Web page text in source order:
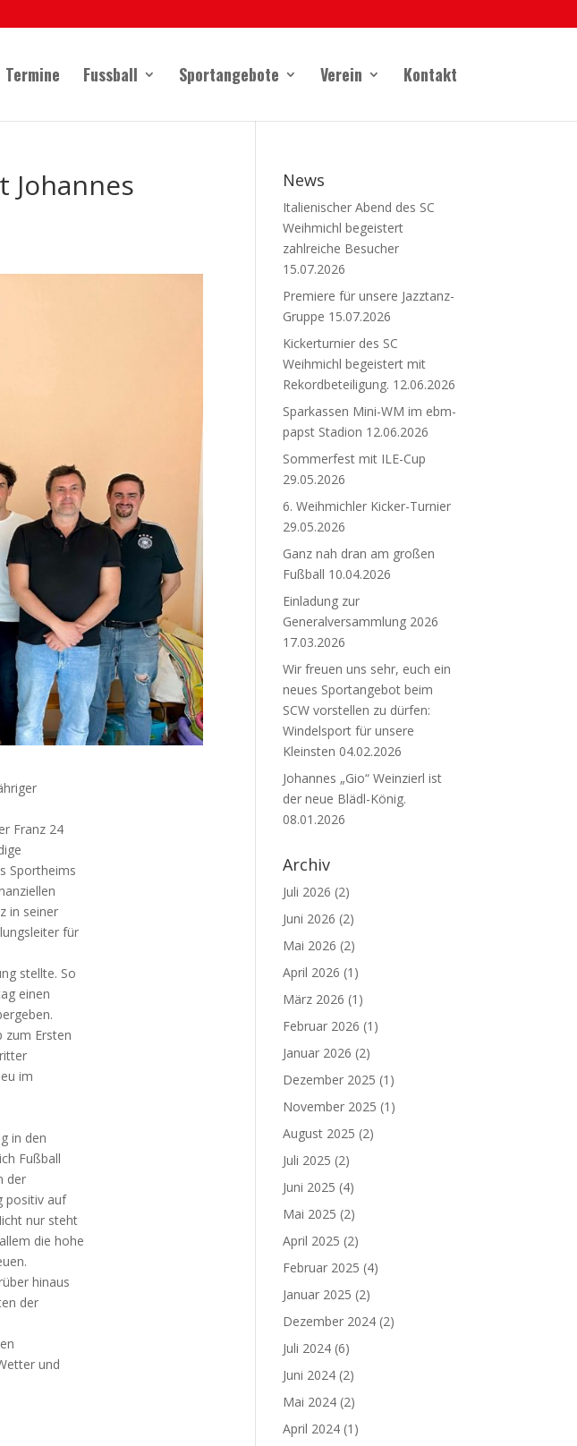
Termine Fussball Sportangebote Verein Kontakt
Johannes
Franz 24
Sportheims
in seiner
für
stellte. So
einen
zum Ersten
im
in den
Fußball
der
positiv auf
nur steht
die hohe
hinaus
der
und
News
Italienischer Abend des SC
Weihmichl begeistert
zahlreiche Besucher
15.07.2026
Premiere für unsere Jazztanz-
Gruppe 15.07.2026
Kickerturnier des SC
Weihmichl begeistert mit
Rekordbeteiligung. 12.06.2026
Sparkassen Mini-WM im ebm-
papst Stadion 12.06.2026
Sommerfest mit ILE-Cup
29.05.2026
6. Weihmichler Kicker-Turnier
29.05.2026
Ganz nah dran am großen
Fußball 10.04.2026
Einladung zur
Generalversammlung 2026
17.03.2026
Wir freuen uns sehr, euch ein
neues Sportangebot beim
SCW vorstellen zu dürfen:
Windelsport für unsere
Kleinsten 04.02.2026
Johannes „Gio“ Weinzierl ist
der neue Blädl-König.
08.01.2026
Archiv
Juli 2026 (2)
Juni 2026 (2)
Mai 2026 (2)
April 2026 (1)
März 2026 (1)
Februar 2026 (1)
Januar 2026 (2)
Dezember 2025 (1)
November 2025 (1)
August 2025 (2)
Juli 2025 (2)
Juni 2025 (4)
Mai 2025 (2)
April 2025 (2)
Februar 2025 (4)
Januar 2025 (2)
Dezember 2024 (2)
Juli 2024 (6)
Juni 2024 (2)
Mai 2024 (2)
April 2024 (1)